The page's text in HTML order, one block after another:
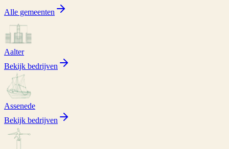
Alle gemeenten
Aalter
Bekijk bedrijven
Assenede
Bekijk bedrijven